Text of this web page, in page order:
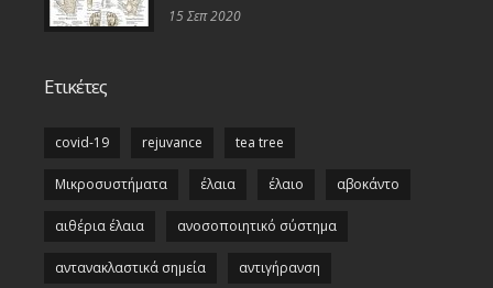
15 Σεπ 2020
Ετικέτες
covid-19 rejuvance tea tree
Μικροσυστήματα έλαια έλαιο αβοκάντο
αιθέρια έλαια ανοσοποιητικό σύστημα
αντανακλαστικά σημεία αντιγήρανση